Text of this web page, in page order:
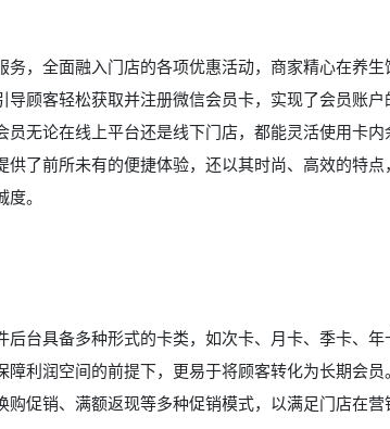
务，全面融入门店的各项优惠活动，商家精心在养
顾客轻松获取并注册微信会员卡，实现了会员账
无论在线上平台还是线下门店，都能灵活使用卡内
了前所未有的便捷体验，还以其时尚、高效的特
。
台具备多种形式的卡类，如次卡、月卡、季卡、
利润空间的前提下，更易于将顾客转化为长期会员
促销、满额返现等多种促销模式，以满足门店在营